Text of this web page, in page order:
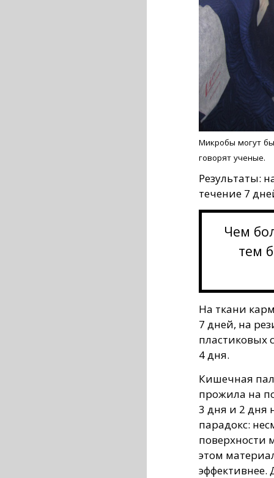
Микробы могут
говорят ученые.
Результаты:
течение 7
Чем
тем
На ткани
7 дней, на
пластиковых
4 дня.
Кишечная
прожила на
3 дня и 2 дня
парадокс:
поверхности
этом
эффективнее.